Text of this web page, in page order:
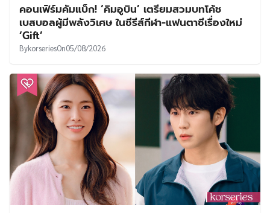
คอนเฟิร์มคัมแบ็ก! ‘คิมอูบิน’ เตรียมสวมบทโค้ช
เบสบอลผู้มีพลังวิเศษ ในซีรีส์กีฬา-แฟนตาซีเรื่องใหม่
‘Gift’
BykorseriesOn05/08/2026